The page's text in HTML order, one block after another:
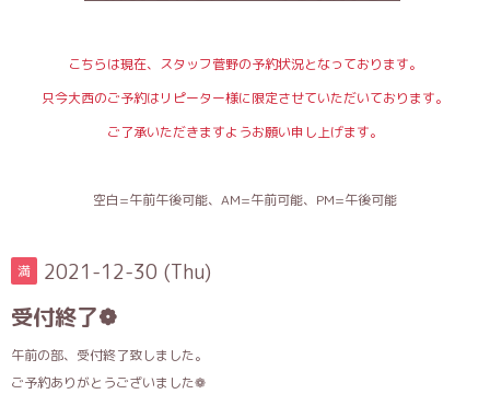
こちらは現在、スタッフ菅野の予約状況となっております。
只今大西のご予約はリピーター様に限定させていただいております。
ご了承いただきますようお願い申し上げます。
空白=午前午後可能、AM=午前可能、PM=午後可能
満 2021-12-30 (Thu)
受付終了❁
午前の部、受付終了致しました。
ご予約ありがとうございました❁